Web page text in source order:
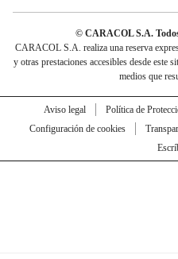
© CARACOL S.A.
CARACOL S.A. realiza una reserva
y otras prestaciones accesibles desde este
medios que
Aviso legal Política de
Configuración de cookies